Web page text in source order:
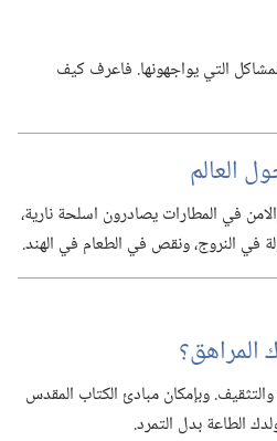
التي يواجهونها.‏ فاعرف كيف
العالم
في المطارات يصادرون اسلحة نارية،‏
في النروج،‏ ونقص في الطعام في الهند.‏
وبإمكان مبادئ الكتاب المقدس
الطاعة بدل التمرد.‏